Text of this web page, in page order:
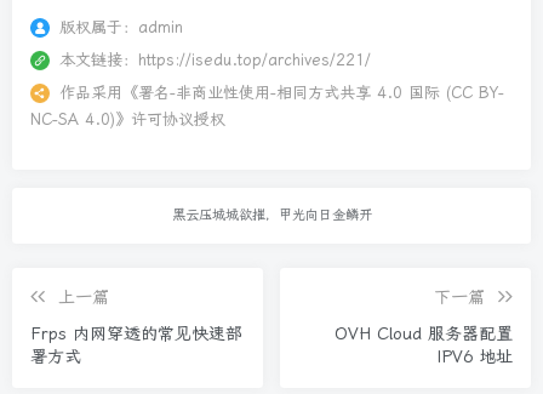
版权属于： admin
本文链接：
https://isedu.top/archives/221/
作品采用
《署名-非商业性使用-相同方式共享 4.0 国际 (CC BY-
NC-SA 4.0)》许可协议授权
黑云压城城欲摧，甲光向日金鳞开
上一篇
Frps 内网穿透的常见快速部
署方式
下一篇
OVH Cloud 服务器配置
IPV6 地址